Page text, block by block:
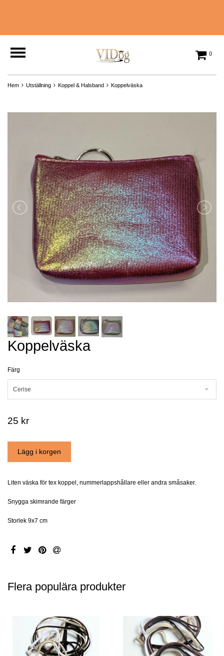
0
Hem Utställning Koppel & Halsband Koppelväska
Koppelväska
Färg
Cerise
25 kr
Liten väska för tex koppel, nummerlappshållare eller andra småsaker.
Snygga skimrande färger
Storlek 9x7 cm
Flera populära produkter